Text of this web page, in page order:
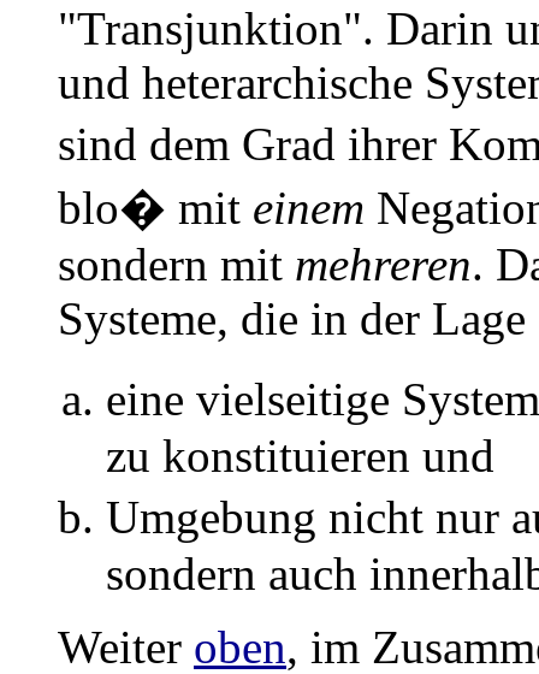
"Transjunktion". Darin
und heterarchische
sind dem Grad ihrer
blo� mit einem
sondern mit mehreren.
Systeme, die in der
eine vielseitige
zu konstituieren und
Umgebung nicht nur
sondern auch
Weiter oben, im